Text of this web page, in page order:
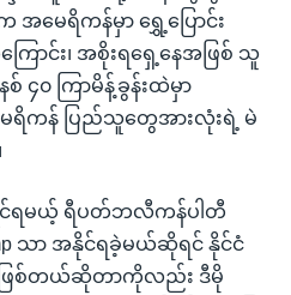
အမေရိကန်မှာ ရွှေ့ပြောင်း
ောင်း၊ အစိုးရရှေ့နေအဖြစ် သူ
၀ ကြာမိန့်ခွန်းထဲမှာ
ေရိကန် ပြည်သူတွေအားလုံးရဲ့ မဲ
င်ရမယ့် ရီပတ်ဘလီကန်ပါတီ
သာ အနိုင်ရခဲ့မယ်ဆိုရင် နိုင်ငံ
ြစ်တယ်ဆိုတာကိုလည်း ဒီမို